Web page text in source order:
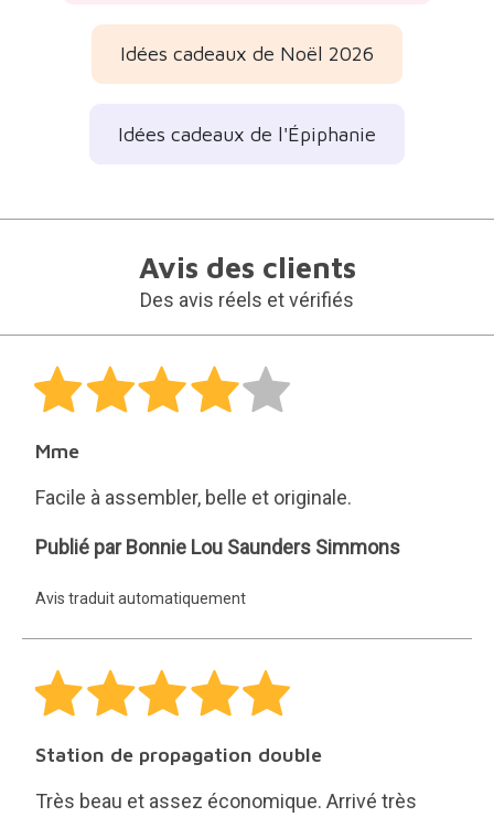
Idées cadeaux de Noël 2026
Idées cadeaux de l'Épiphanie
Avis des clients
Des avis réels et vérifiés
Mme
Facile à assembler, belle et originale.
Bonnie
Saunders
Simmons
Publié par Bonnie Lou Saunders Simmons
Avis traduit automatiquement
Station de propagation double
Très beau et assez économique. Arrivé très